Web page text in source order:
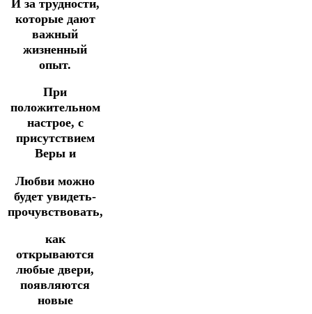
И за трудности,
которые дают
важный
жизненный
опыт.
При
положительном
настрое, с
присутствием
Веры и
Любви можно
будет увидеть-
прочувствовать,
как
открываются
любые двери,
появляются
новые